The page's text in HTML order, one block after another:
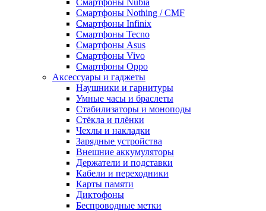
Смартфоны Nubia
Смартфоны Nothing / CMF
Смартфоны Infinix
Смартфоны Tecno
Смартфоны Asus
Смартфоны Vivo
Смартфоны Oppo
Аксессуары и гаджеты
Наушники и гарнитуры
Умные часы и браслеты
Стабилизаторы и моноподы
Стёкла и плёнки
Чехлы и накладки
Зарядные устройства
Внешние аккумуляторы
Держатели и подставки
Кабели и переходники
Карты памяти
Диктофоны
Беспроводные метки